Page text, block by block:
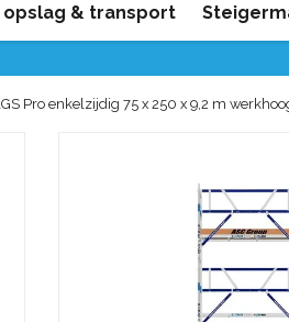
& transport
Pro enkelzijdig 75 x 250 x 9,2 m